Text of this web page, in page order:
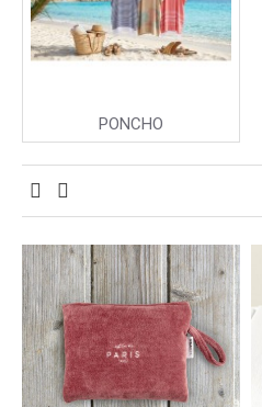
PONCHO